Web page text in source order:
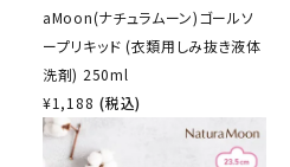
aMoon(ナチュラムーン)ゴールソ
ープリキッド (衣類用しみ抜き液体
洗剤) 250ml
¥1,188 (税込)